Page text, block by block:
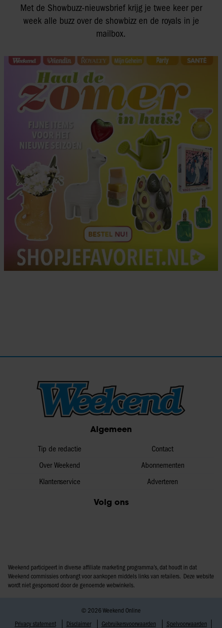
Met de Showbuzz-nieuwsbrief krijg je twee keer per
week alle buzz over de showbizz en de royals in je
mailbox.
Algemeen
Tip de redactie
Over Weekend
Klantenservice
Contact
Abonnementen
Adverteren
Volg ons
Weekend participeert in diverse affiliate marketing programma’s, dat houdt in dat
Weekend commissies ontvangt voor aankopen middels links van retailers. Deze website
wordt niet gesponsord door de genoemde webwinkels.
© 2026 Weekend Online
Privacy statement
Disclaimer Gebruikersvoorwaarden Spelvoorwaarden